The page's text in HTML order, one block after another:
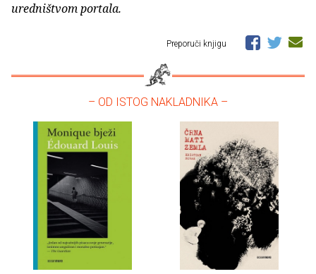
uredništvom portala.
Preporuči knjigu
– OD ISTOG NAKLADNIKA –